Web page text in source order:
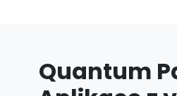
Quantum